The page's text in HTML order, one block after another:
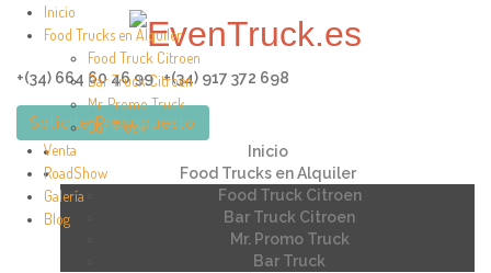
+(34) 664 60 46 99 +(34) 917 372 698
Solicite Presupuesto
Inicio
Food Trucks en Alquiler
Food Truck Citroen
Bar Truck Citroen
Mr. Promo Truck
Bar Truck
Inicio
Food Trucks en Alquiler
Food Truck Citroen
Bar Truck Citroen
Mr. Promo Truck
Bar Truck
Venta
RoadShow
Galería
Blog